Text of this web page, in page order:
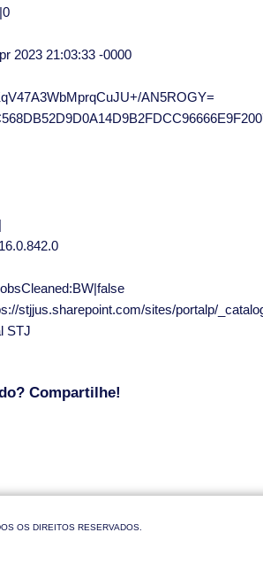
2023 21:03:33 -0000
AN5ROGY=
stjjus.sharepoint.com/sites/portalp/
STJ
Compartilhe!
OS DIREITOS RESERVADOS.